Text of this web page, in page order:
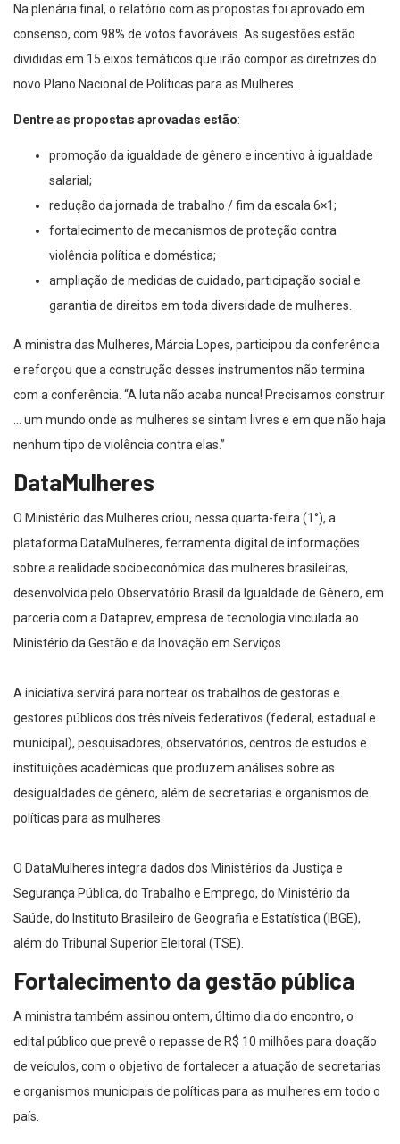
Na plenária final, o relatório com as propostas foi aprovado em
consenso, com 98% de votos favoráveis. As sugestões estão
divididas em 15 eixos temáticos que irão compor as diretrizes do
novo Plano Nacional de Políticas para as Mulheres.
Dentre as propostas aprovadas estão:
promoção da igualdade de gênero e incentivo à igualdade
salarial;
redução da jornada de trabalho / fim da escala 6×1;
fortalecimento de mecanismos de proteção contra
violência política e doméstica;
ampliação de medidas de cuidado, participação social e
garantia de direitos em toda diversidade de mulheres.
A ministra das Mulheres, Márcia Lopes, participou da conferência
e reforçou que a construção desses instrumentos não termina
com a conferência. “A luta não acaba nunca! Precisamos construir
… um mundo onde as mulheres se sintam livres e em que não haja
nenhum tipo de violência contra elas.”
DataMulheres
O Ministério das Mulheres criou, nessa quarta-feira (1°), a
plataforma DataMulheres, ferramenta digital de informações
sobre a realidade socioeconômica das mulheres brasileiras,
desenvolvida pelo Observatório Brasil da Igualdade de Gênero, em
parceria com a Dataprev, empresa de tecnologia vinculada ao
Ministério da Gestão e da Inovação em Serviços.
A iniciativa servirá para nortear os trabalhos de gestoras e
gestores públicos dos três níveis federativos (federal, estadual e
municipal), pesquisadores, observatórios, centros de estudos e
instituições acadêmicas que produzem análises sobre as
desigualdades de gênero, além de secretarias e organismos de
políticas para as mulheres.
O DataMulheres integra dados dos Ministérios da Justiça e
Segurança Pública, do Trabalho e Emprego, do Ministério da
Saúde, do Instituto Brasileiro de Geografia e Estatística (IBGE),
além do Tribunal Superior Eleitoral (TSE).
Fortalecimento da gestão pública
A ministra também assinou ontem, último dia do encontro, o
edital público que prevê o repasse de R$ 10 milhões para doação
de veículos, com o objetivo de fortalecer a atuação de secretarias
e organismos municipais de políticas para as mulheres em todo o
país.